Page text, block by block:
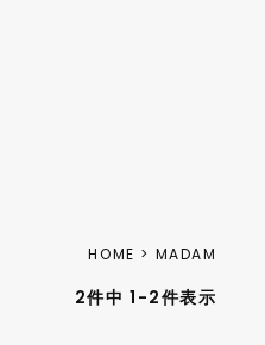
HOME MADAM
2件中 1 -2件表示